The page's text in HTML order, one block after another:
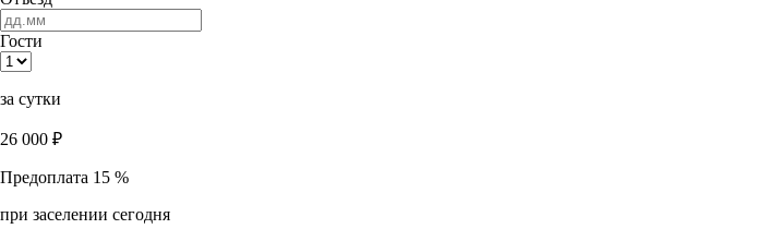
Гости
за сутки
26 000 ₽
Предоплата 15 %
при заселении сегодня